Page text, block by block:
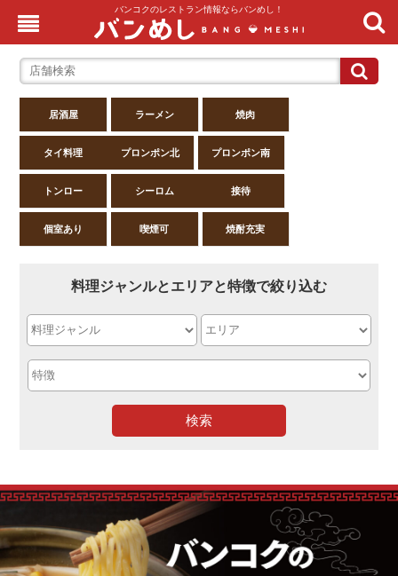
バンコクのレストラン情報ならバンめし！
居酒屋 ラーメン 焼肉
タイ料理 プロンポン北 プロンポン南
トンロー シーロム 接待
個室あり 喫煙可 焼酎充実
料理ジャンルとエリアと特徴で絞り込む
検索